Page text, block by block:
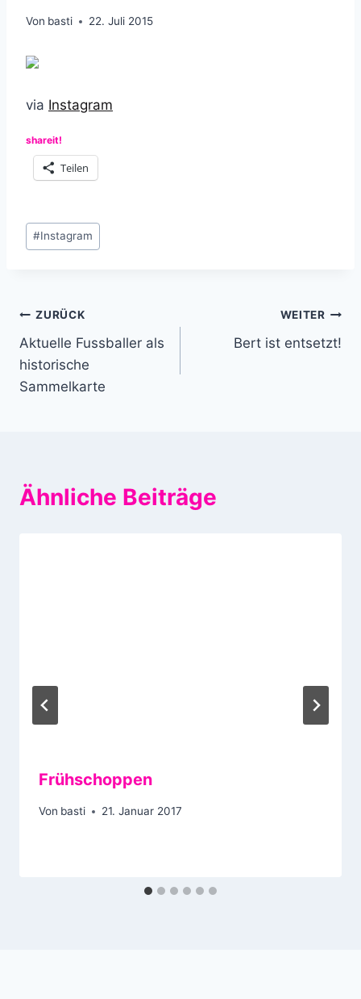
Von basti 22. Juli 2015
via Instagram
shareit!
Teilen
Schlagworte:
#Instagram
Beitragsnavigation
ZURÜCK
Aktuelle Fussballer als
historische
Sammelkarte
WEITER
Bert ist entsetzt!
Ähnliche Beiträge
Frühschoppen
Von basti 21. Januar 2017